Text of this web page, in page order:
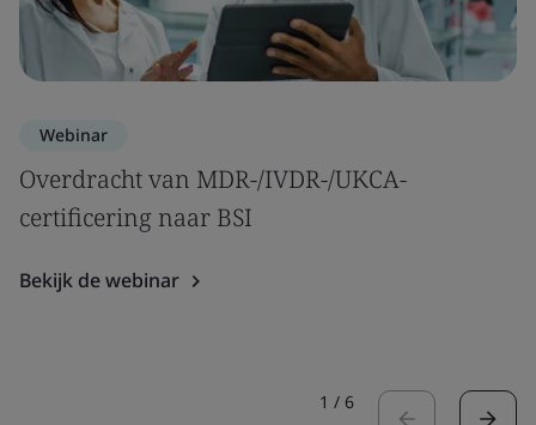
Webinar
Overdracht van MDR-/IVDR-/UKCA-
certificering naar BSI
Bekijk de webinar
1 / 6